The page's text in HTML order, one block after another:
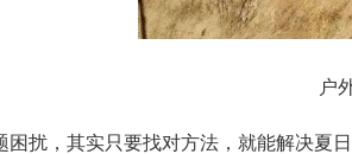
户
扰，其实只要找对方法，就能解决夏